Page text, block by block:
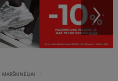
MARŠKINĖLIAI